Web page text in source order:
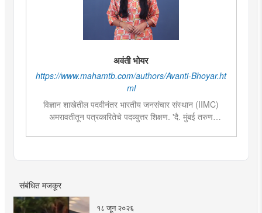
अवंती भोयर
https://www.mahamtb.com/authors/Avanti-Bhoyar.ht
ml
विज्ञान शाखेतील पदवीनंतर भारतीय जनसंचार संस्थान (IIMC)
अमरावतीतून पत्रकारितेचे पदव्युत्तर शिक्षण. 'दै. मुंबई तरुण
राजकारण या विषयात विशेष रस. हस्तकला, संगीत आणि कविता
संबंधित मजकूर
१८ जून २०२६